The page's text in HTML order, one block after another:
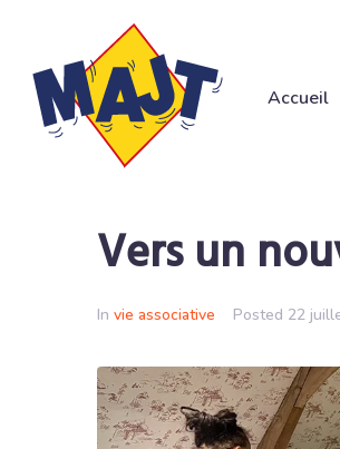
Accueil
Vers un
In vie associative Posted 22